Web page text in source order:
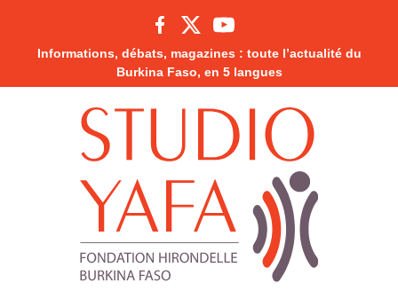
Informations, débats, magazines : toute l’actualité du
Burkina Faso, en 5 langues